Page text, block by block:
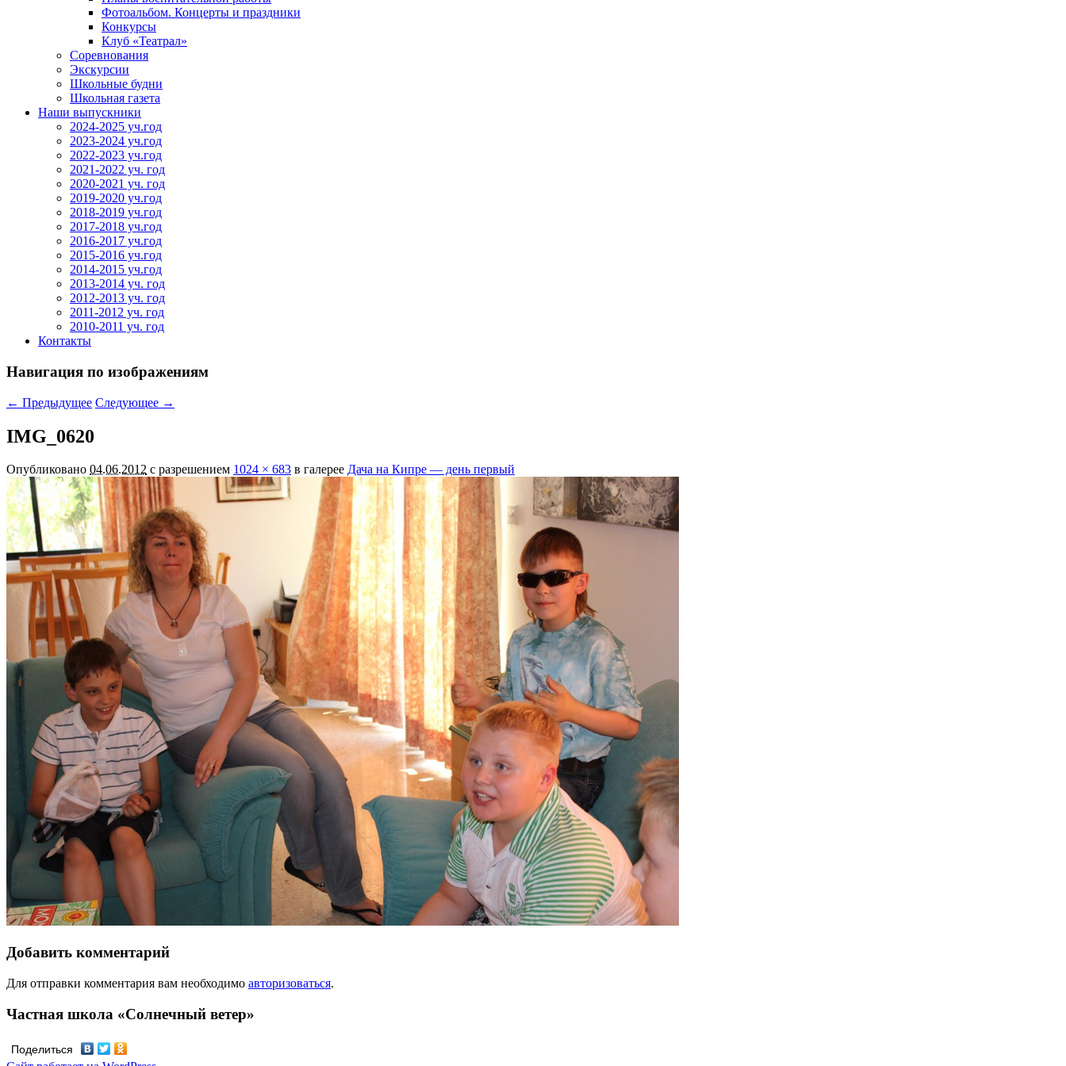
Фотоальбом. Концерты и праздники
Конкурсы
Клуб «Театрал»
Соревнования
Экскурсии
Школьные будни
Школьная газета
Наши выпускники
2024-2025 уч.год
2023-2024 уч.год
2022-2023 уч.год
2021-2022 уч. год
2020-2021 уч. год
2019-2020 уч.год
2018-2019 уч.год
2017-2018 уч.год
2016-2017 уч.год
2015-2016 уч.год
2014-2015 уч.год
2013-2014 уч. год
2012-2013 уч. год
2011-2012 уч. год
2010-2011 уч. год
Контакты
Навигация по изображениям
← Предыдущее Следующее →
IMG_0620
Опубликовано 04.06.2012 с разрешением 1024 × 683 в галерее Дача на Кипре — день первый
Добавить комментарий
Для отправки комментария вам необходимо авторизоваться.
Частная школа «Солнечный ветер»
Поделиться